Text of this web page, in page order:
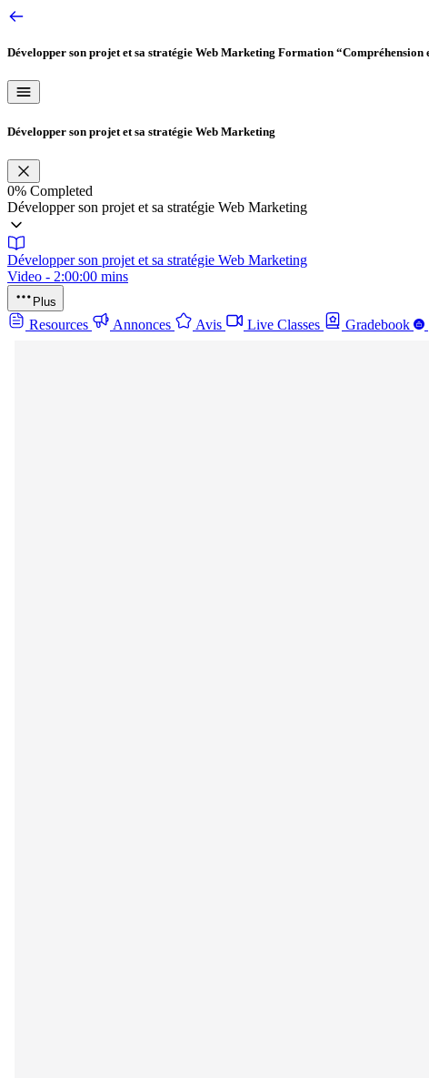
Développer son projet et sa stratégie Web Marketing Formation “Compréhension
Développer son projet et sa stratégie Web Marketing
0% Completed
Développer son projet et sa stratégie Web Marketing
Développer son projet et sa stratégie Web Marketing
Video - 2:00:00 mins
Plus
Resources Annonces Avis Live Classes Gradebook